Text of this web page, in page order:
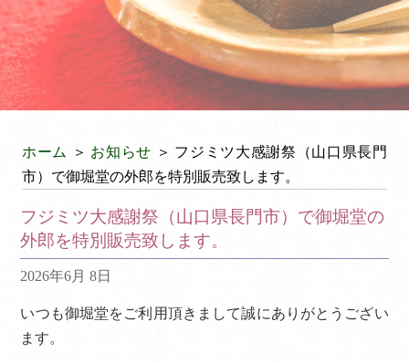
ホーム ＞ お知らせ ＞ フジミツ大感謝祭（山口県長門
市）で御堀堂の外郎を特別販売致します。
フジミツ大感謝祭（山口県長門市）で御堀堂の
外郎を特別販売致します。
2026年6月 8日
いつも御堀堂をご利用頂きまして誠にありがとうござい
ます。